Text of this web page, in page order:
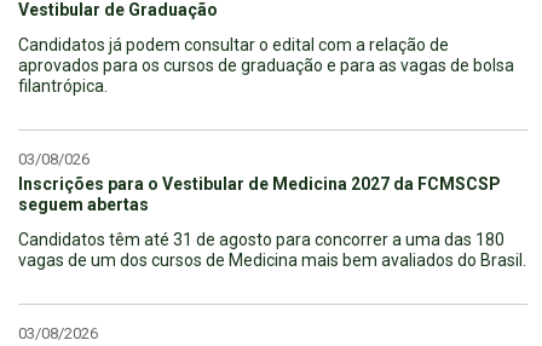
Vestibular de Graduação
Candidatos já podem consultar o edital com a relação de
aprovados para os cursos de graduação e para as vagas de bolsa
filantrópica.
03/08/026
Inscrições para o Vestibular de Medicina 2027 da FCMSCSP
seguem abertas
Candidatos têm até 31 de agosto para concorrer a uma das 180
vagas de um dos cursos de Medicina mais bem avaliados do Brasil.
03/08/2026